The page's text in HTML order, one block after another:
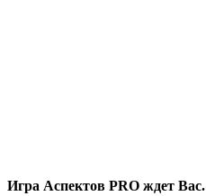
Игра Аспектов PRO ждет Вас.